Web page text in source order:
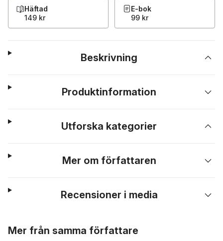
Häftad
149 kr
E-bok
99 kr
Beskrivning
Produktinformation
Utforska kategorier
Mer om författaren
Recensioner i media
Mer från samma författare